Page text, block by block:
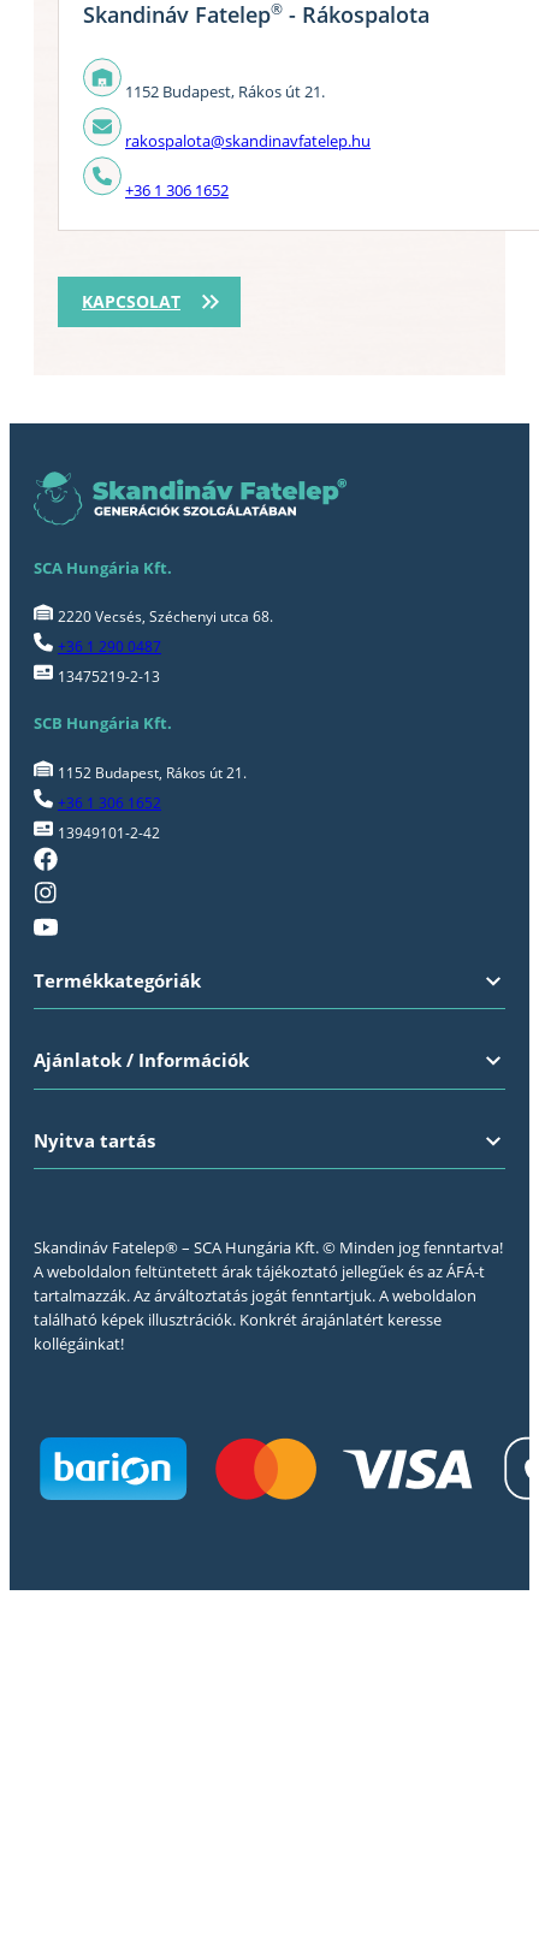
KAPCSOLAT
Skandináv Fatelep® - Rákospalota
1152 Budapest, Rákos út 21.
rakospalota@skandinavfatelep.hu
+36 1 306 1652
SCA Hungária Kft.
2220 Vecsés, Széchenyi utca 68.
+36 1 290 0487
13475219-2-13
SCB Hungária Kft.
1152 Budapest, Rákos út 21.
+36 1 306 1652
13949101-2-42
Termékkategóriák
Ajánlatok / Információk
Nyitva tartás
Skandináv Fatelep® – SCA Hungária Kft. © Minden jog fenntartva!
A weboldalon feltüntetett árak tájékoztató jellegűek és az ÁFÁ-t
tartalmazzák. Az árváltoztatás jogát fenntartjuk. A weboldalon
található képek illusztrációk. Konkrét árajánlatért keresse
kollégáinkat!